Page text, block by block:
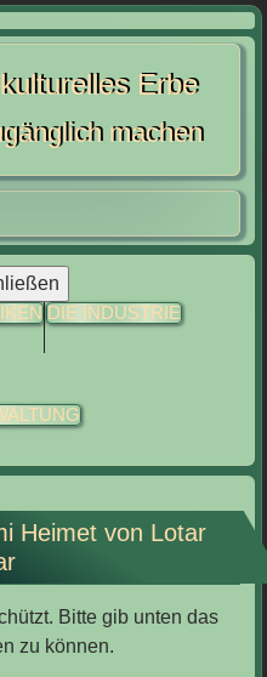
Erbe
machen
DIE INDUSTRIE
Heimet von Lotar
Bitte gib unten das
zu können.